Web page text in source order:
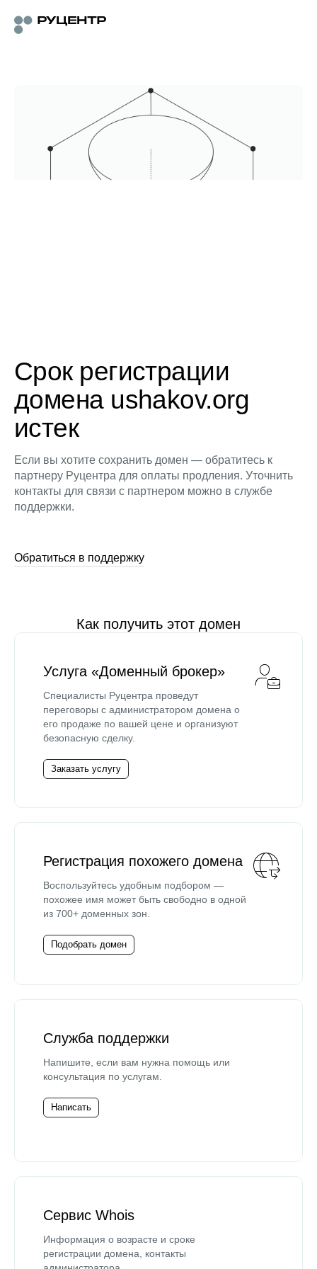
Срок регистрации
домена ushakov.org
истек
Если вы хотите сохранить домен — обратитесь к
партнеру Руцентра для оплаты продления. Уточнить
контакты для связи с партнером можно в службе
поддержки.
Обратиться в поддержку
Как получить этот домен
Услуга «Доменный брокер»
Специалисты Руцентра проведут
переговоры с администратором домена о
его продаже по вашей цене и организуют
безопасную сделку.
Заказать услугу
Регистрация похожего домена
Воспользуйтесь удобным подбором —
похожее имя может быть свободно в одной
из 700+ доменных зон.
Подобрать домен
Служба поддержки
Напишите, если вам нужна помощь или
консультация по услугам.
Написать
Сервис Whois
Информация о возрасте и сроке
регистрации домена, контакты